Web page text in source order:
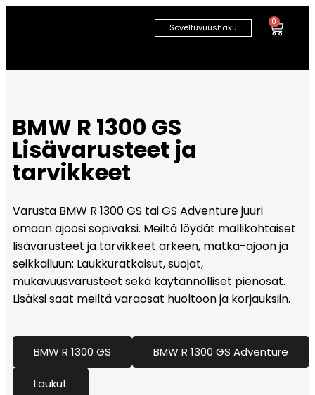
Soveltuvuushaku
0
BMW R 1300 GS
Lisävarusteet ja
tarvikkeet
Varusta BMW R 1300 GS tai GS Adventure juuri
omaan ajoosi sopivaksi. Meiltä löydät mallikohtaiset
lisävarusteet ja tarvikkeet arkeen, matka-ajoon ja
seikkailuun: Laukkuratkaisut, suojat,
mukavuusvarusteet sekä käytännölliset pienosat.
Lisäksi saat meiltä varaosat huoltoon ja korjauksiin.
BMW R 1300 GS BMW R 1300 GS Adventure
Laukut